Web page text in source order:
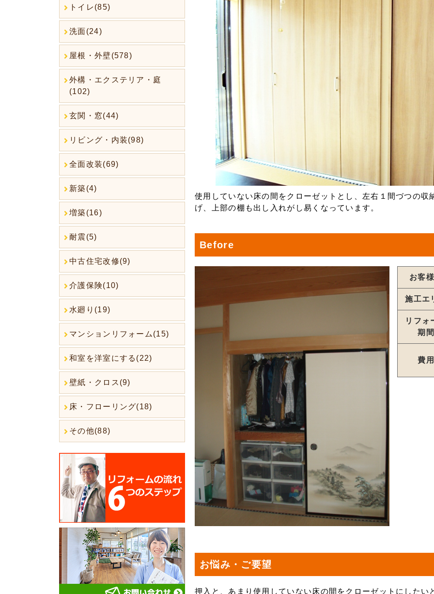
使用していない床の間をクローゼットとし、左右１間づつの収
げ、上部の棚も出し入れがし易くなっています。
Before
お客
施工エ
リフォ
期間
費用
お悩み・ご要望
押入と、あまり使用していない床の間をクローゼットにしたい
トイレ(85)
洗面(24)
屋根・外壁(578)
外構・エクステリア・庭
(102)
玄関・窓(44)
リビング・内装(98)
全面改装(69)
新築(4)
増築(16)
耐震(5)
中古住宅改修(9)
介護保険(10)
水廻り(19)
マンションリフォーム(15)
和室を洋室にする(22)
壁紙・クロス(9)
床・フローリング(18)
その他(88)